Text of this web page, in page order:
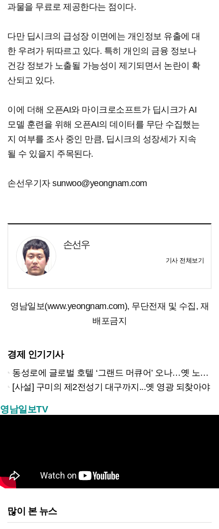
과물을 무료로 제공한다는 점이다.
다만 딥시크의 급성장 이면에는 개인정보 유출에 대
한 우려가 뒤따르고 있다. 특히 개인의 금융 정보나
건강 정보가 노출될 가능성이 제기되면서 논란이 확
산되고 있다.
이에 더해 오픈AI와 마이크로소프트가 딥시크가 AI
모델 훈련을 위해 오픈AI의 데이터를 무단 수집했는
지 여부를 조사 중인 만큼, 딥시크의 성장세가 지속
될 수 있을지 주목된다.
손선우기자 sunwoo@yeongnam.com
손선우
기사 전체보기
영남일보(www.yeongnam.com), 무단전재 및 수집, 재
배포금지
경제 인기기사
동성로에 글로벌 호텔 ‘그랜드 머큐어’ 오나…옛 노보텔 자리 사무실 개설
[사설] 구미의 제2전성기 대구까지...옛 영광 되찾아야
영남일보TV
많이 본 뉴스